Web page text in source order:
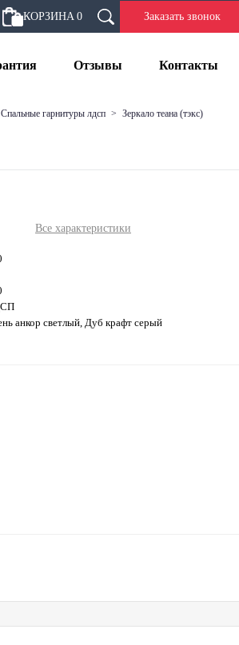
КОРЗИНА 0 Заказать звонок
Отзывы Контакты
спальные гарнитуры лдсп > зеркало теана (тэкс)
Все характеристики
анкор светлый, Дуб крафт серый